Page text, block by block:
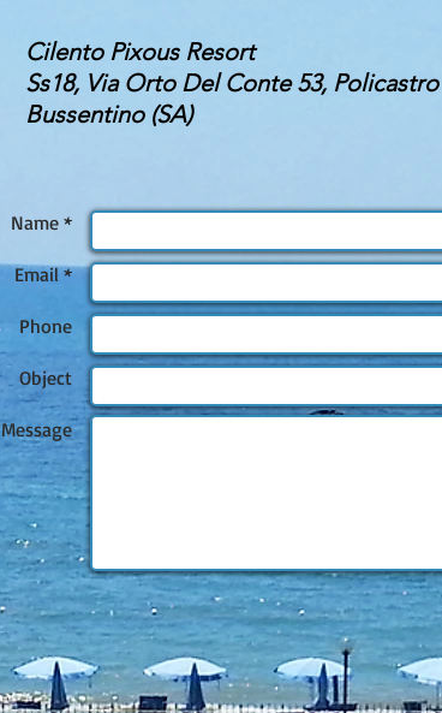
​Cilento Pixous Resort
Ss18, Via Orto Del Conte 53, Policastro
Bussentino (SA)
Name *
Email *
Phone
Object
Message